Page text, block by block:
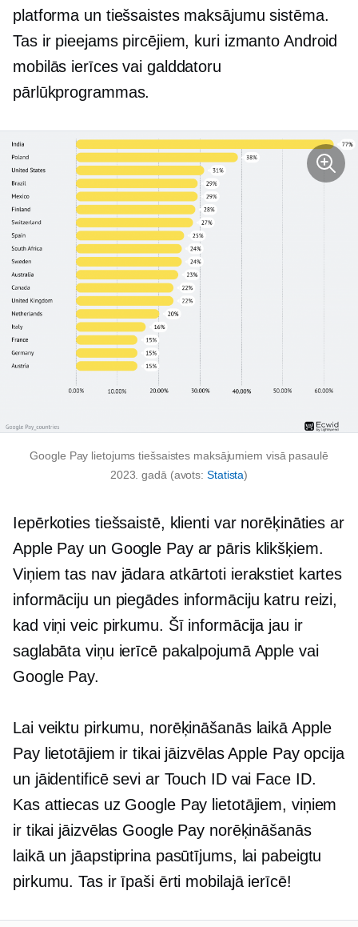
platforma un tiešsaistes maksājumu sistēma.
Tas ir pieejams pircējiem, kuri izmanto Android
mobilās ierīces vai galddatoru
pārlūkprogrammas.
Google Pay lietojums tiešsaistes maksājumiem visā pasaulē
2023. gadā (avots: Statista)
Iepērkoties tiešsaistē, klienti var norēķināties ar
Apple Pay un Google Pay ar pāris klikšķiem.
Viņiem tas nav jādara atkārtoti ierakstietkartes
informāciju un piegādes informāciju katru reizi,
kad viņi veic pirkumu. Šī informācija jau ir
saglabāta viņu ierīcē pakalpojumā Apple vai
Google Pay.
Lai veiktu pirkumu, norēķināšanās laikā Apple
Pay lietotājiem ir tikai jāizvēlas Apple Pay opcija
un jāidentificē sevi ar Touch ID vai Face ID.
Kas attiecas uz Google Pay lietotājiem, viņiem
ir tikai jāizvēlas Google Pay norēķināšanās
laikā un jāapstiprina pasūtījums, lai pabeigtu
pirkumu. Tas ir īpaši ērti mobilajā ierīcē!